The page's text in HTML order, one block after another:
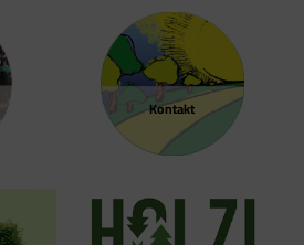
Kontakt